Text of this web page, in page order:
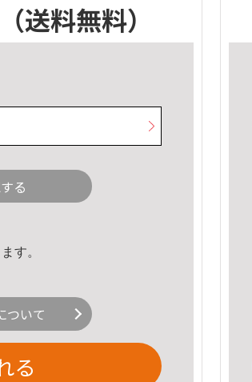
（送料無料）
る
す。
ついて
る